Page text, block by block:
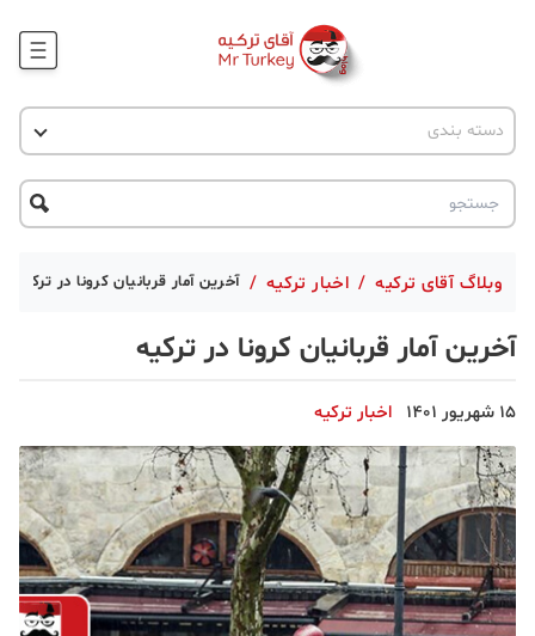
وبلاگ
جاذبه گردشگری
دسته بندی
اخبار ترکیه
پروژه ها
تحصیل در ترکیه
ترکیه گردی
دانستنی
دکوراسیون
قبرس
وبلاگ آقای ترکیه / اخبار ترکیه / آخرین آمار قربانیان کرونا در ترکیه
آخرین آمار قربانیان کرونا در ترکیه
15 شهریور 1401 اخبار ترکیه